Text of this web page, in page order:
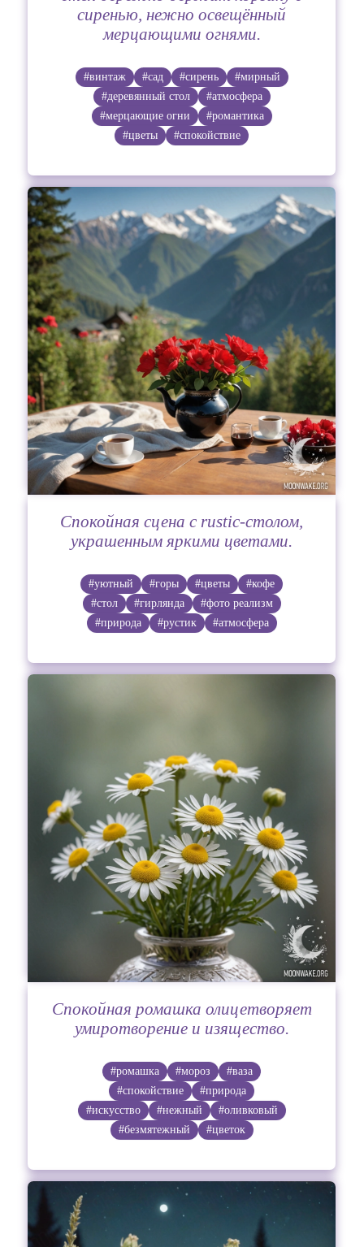
сиренью, нежно освещённый
мерцающими огнями.
#винтаж #сад #сирень
#мирный
#деревянный стол
#атмосфера
#мерцающие огни
#романтика
#цветы
#спокойствие
Спокойная сцена с rustic-столом,
украшенным яркими цветами.
#уютный #горы #цветы
#кофе
#стол
#гирлянда
#фото реализм
#природа
#рустик #атмосфера
Спокойная ромашка олицетворяет
умиротворение и изящество.
#ромашка #мороз
#ваза
#спокойствие
#природа
#искусство
#нежный
#оливковый
#безмятежный
#цветок